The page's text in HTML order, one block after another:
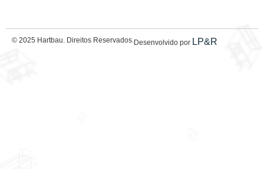
© 2025 Hartbau. Direitos Reservados.Desenvolvido por LP&R